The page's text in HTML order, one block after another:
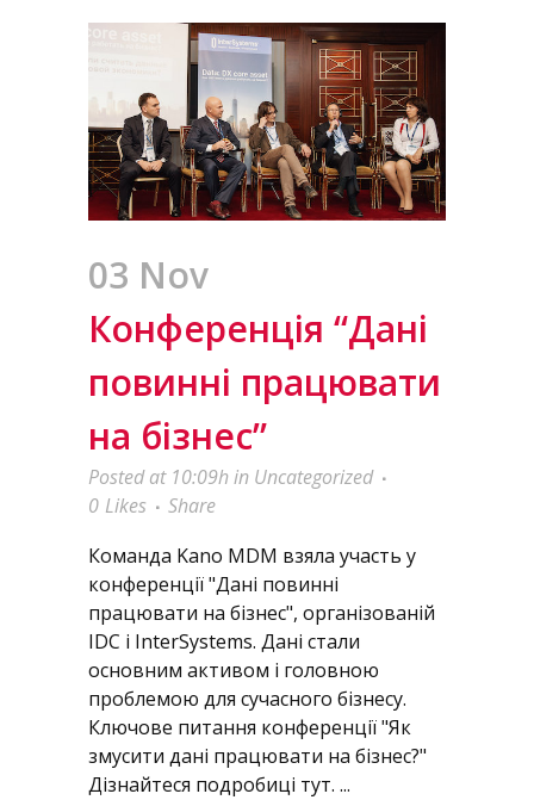
03 Nov
Конференція “Дані
повинні працювати
на бізнес”
Posted at 10:09hin Uncategorized
0 Likes
Share
Команда Kano MDM взяла участь у
конференції "Дані повинні
працювати на бізнес", організованій
IDC і InterSystems. Дані стали
основним активом і головною
проблемою для сучасного бізнесу.
Ключове питання конференції "Як
змусити дані працювати на бізнес?"
Дізнайтеся подробиці тут. ...